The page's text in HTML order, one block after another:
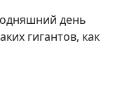
день
гигантов, как